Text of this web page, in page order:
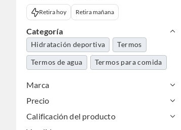
Retira hoy Retira mañana
Categoría
Hidratación deportiva Termos
Termos de agua Termos para comida
Marca
Precio
Calificación del producto